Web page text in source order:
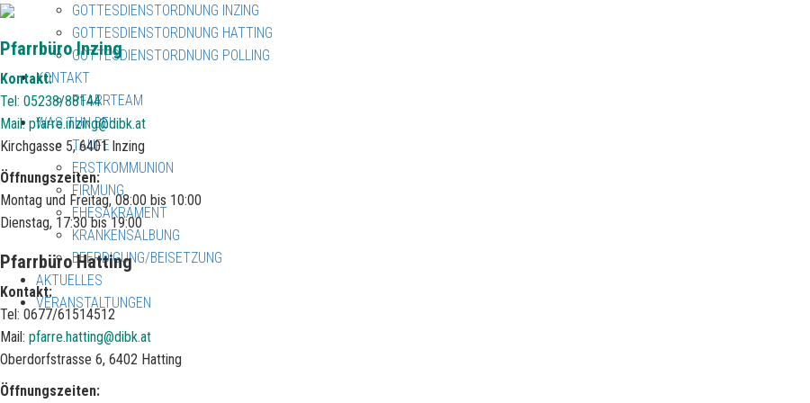
GOTTESDIENSTORDNUNG INZING
GOTTESDIENSTORDNUNG HATTING
GOTTESDIENSTORDNUNG POLLING
KONTAKT
PFARRTEAM
WAS TUN BEI
TAUFE
ERSTKOMMUNION
FIRMUNG
EHESAKRAMENT
KRANKENSALBUNG
BEERDIGUNG/BEISETZUNG
AKTUELLES
VERANSTALTUNGEN
Pfarrbüro Inzing
Kontakt:
Tel: 05238/88144
Mail: pfarre.inzing@dibk.at
Kirchgasse 5, 6401 Inzing
Öffnungszeiten:
Montag und Freitag, 08:00 bis 10:00
Dienstag, 17:30 bis 19:00
Pfarrbüro Hatting
Kontakt:
Tel: 0677/61514512
Mail: pfarre.hatting@dibk.at
Oberdorfstrasse 6, 6402 Hatting
Öffnungszeiten: